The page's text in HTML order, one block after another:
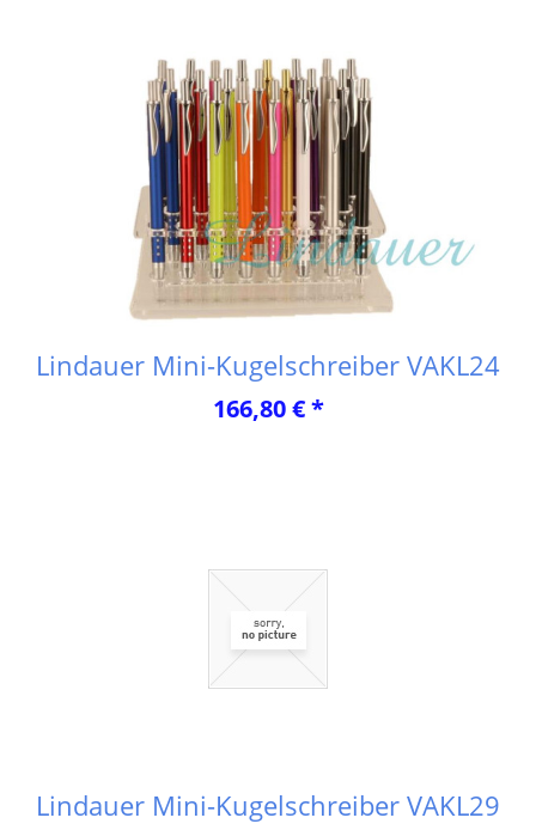
Lindauer Mini-Kugelschreiber VAKL24
166,80 € *
Lindauer Mini-Kugelschreiber VAKL29